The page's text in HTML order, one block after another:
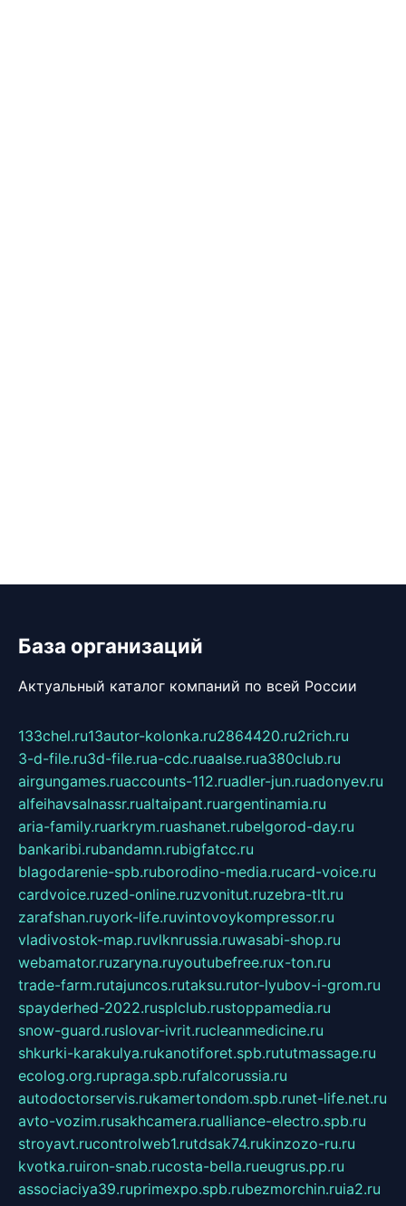
База организаций
Актуальный каталог компаний по всей России
133chel.ru13autor-kolonka.ru2864420.ru2rich.ru
3-d-file.ru3d-file.rua-cdc.ruaalse.rua380club.ru
airgungames.ruaccounts-112.ruadler-jun.ruadonyev.ru
alfeihavsalnassr.rualtaipant.ruargentinamia.ru
aria-family.ruarkrym.ruashanet.rubelgorod-day.ru
bankaribi.rubandamn.rubigfatcc.ru
blagodarenie-spb.ruborodino-media.rucard-voice.ru
cardvoice.ruzed-online.ruzvonitut.ruzebra-tlt.ru
zarafshan.ruyork-life.ruvintovoykompressor.ru
vladivostok-map.ruvlknrussia.ruwasabi-shop.ru
webamator.ruzaryna.ruyoutubefree.rux-ton.ru
trade-farm.rutajuncos.rutaksu.rutor-lyubov-i-grom.ru
spayderhed-2022.rusplclub.rustoppamedia.ru
snow-guard.ruslovar-ivrit.rucleanmedicine.ru
shkurki-karakulya.rukanotiforet.spb.rututmassage.ru
ecolog.org.rupraga.spb.rufalcorussia.ru
autodoctorservis.rukamertondom.spb.runet-life.net.ru
avto-vozim.rusakhcamera.rualliance-electro.spb.ru
stroyavt.rucontrolweb1.rutdsak74.rukinzozo-ru.ru
kvotka.ruiron-snab.rucosta-bella.rueugrus.pp.ru
associaciya39.ruprimexpo.spb.rubezmorchin.ruia2.ru